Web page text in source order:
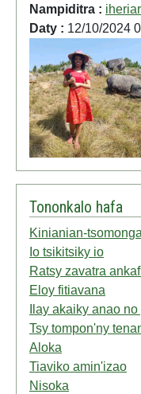
Nampiditra :
Daty : 12/10/2024
Tononkalo hafa
Kinianian-tsomonga
Io tsikitsiky io
Ratsy zavatra
Eloy fitiavana
Ilay akaiky anao
Tsy tompon'ny
Aloka
Tiaviko amin'izao
Nisoka